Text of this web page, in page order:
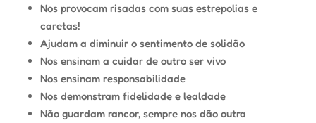
Nos provocam risadas com suas estrepolias e
caretas!
Ajudam a diminuir o sentimento de solidão
Nos ensinam a cuidar de outro ser vivo
Nos ensinam responsabilidade
Nos demonstram fidelidade e lealdade
Não guardam rancor, sempre nos dão outra